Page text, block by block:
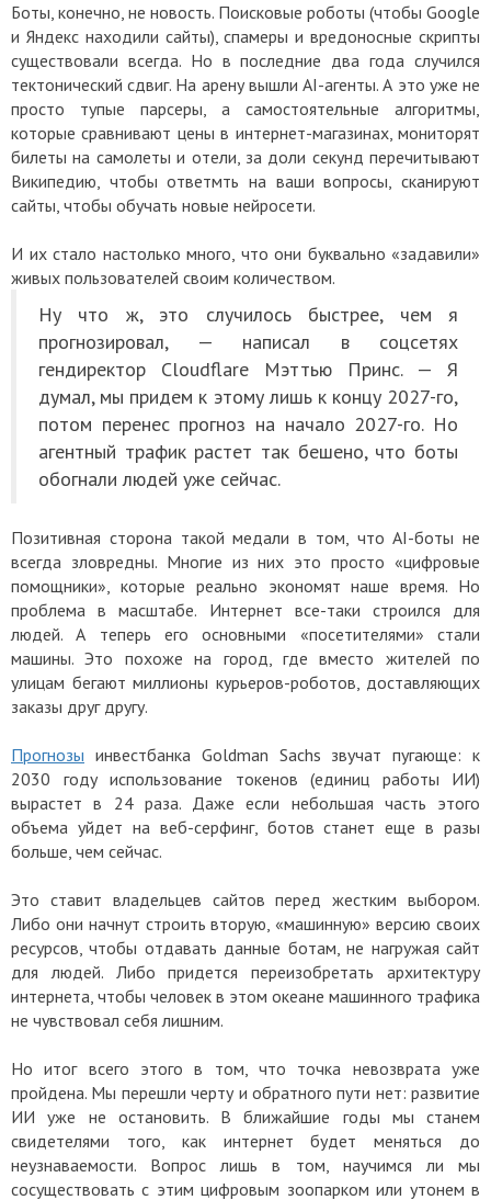
Боты, конечно, не новость. Поисковые роботы (чтобы Google
и Яндекс находили сайты), спамеры и вредоносные скрипты
существовали всегда. Но в последние два года случился
тектонический сдвиг. На арену вышли AI-агенты. А это уже не
просто тупые парсеры, а самостоятельные алгоритмы,
которые сравнивают цены в интернет-магазинах, мониторят
билеты на самолеты и отели, за доли секунд перечитывают
Википедию, чтобы ответмть на ваши вопросы, сканируют
сайты, чтобы обучать новые нейросети.
И их стало настолько много, что они буквально «задавили»
живых пользователей своим количеством.
Ну что ж, это случилось быстрее, чем я
прогнозировал, — написал в соцсетях
гендиректор Cloudflare Мэттью Принс. — Я
думал, мы придем к этому лишь к концу 2027-го,
потом перенес прогноз на начало 2027-го. Но
агентный трафик растет так бешено, что боты
обогнали людей уже сейчас.
Позитивная сторона такой медали в том, что AI-боты не
всегда зловредны. Многие из них это просто «цифровые
помощники», которые реально экономят наше время. Но
проблема в масштабе. Интернет все-таки строился для
людей. А теперь его основными «посетителями» стали
машины. Это похоже на город, где вместо жителей по
улицам бегают миллионы курьеров-роботов, доставляющих
заказы друг другу.
Прогнозы инвестбанка Goldman Sachs звучат пугающе: к
2030 году использование токенов (единиц работы ИИ)
вырастет в 24 раза. Даже если небольшая часть этого
объема уйдет на веб-серфинг, ботов станет еще в разы
больше, чем сейчас.
Это ставит владельцев сайтов перед жестким выбором.
Либо они начнут строить вторую, «машинную» версию своих
ресурсов, чтобы отдавать данные ботам, не нагружая сайт
для людей. Либо придется переизобретать архитектуру
интернета, чтобы человек в этом океане машинного трафика
не чувствовал себя лишним.
Но итог всего этого в том, что точка невозврата уже
пройдена. Мы перешли черту и обратного пути нет: развитие
ИИ уже не остановить. В ближайшие годы мы станем
свидетелями того, как интернет будет меняться до
неузнаваемости. Вопрос лишь в том, научимся ли мы
сосуществовать с этим цифровым зоопарком или утонем в